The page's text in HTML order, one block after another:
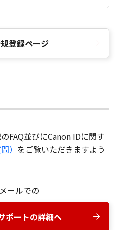
登録ページ
FAQ並びにCanon IDに関す
） をご覧いただきますよう
ールでの
ポートの詳細へ